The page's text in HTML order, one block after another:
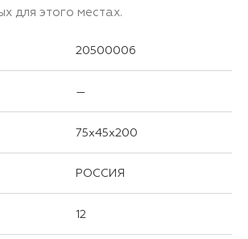
для этого местах.
20500006
—
75x45x200
РОССИЯ
12